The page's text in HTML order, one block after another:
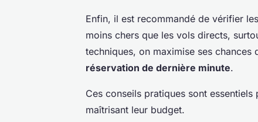
Enfin, il est recommandé de vérifier
moins chers que les vols directs,
techniques, on maximise ses chances
réservation de dernière minute.
Ces conseils pratiques sont
maîtrisant leur budget.